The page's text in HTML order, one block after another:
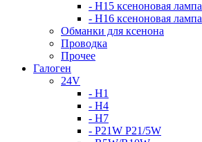
- H15 ксеноновая лампа
- H16 ксеноновая лампа
Обманки для ксенона
Проводка
Прочее
Галоген
24V
- H1
- H4
- H7
- P21W P21/5W